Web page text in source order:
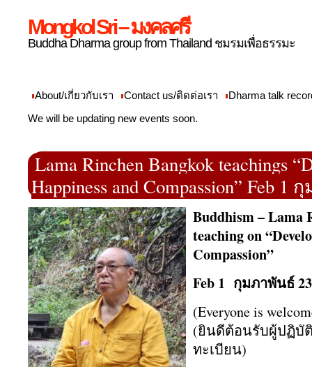
Mongkol Sri – มงคลศรี
Buddha Dharma group from Thailand ชมรมเพื่อธรรมะ
About/เกี่ยวกับเรา Contact us/ติดต่อเรา
Dharma talk
We will be updating new events soon.
Lama Rinchen Bangkok teachings
Happiness and Compassion” Feb 1
Buddhism – Lama
teaching on
Compassion”
Feb 1 กุมภาพันธ์
(Everyone is
(ยินดีต้อนรับผู้ปฏิบั
ทะเบียน)